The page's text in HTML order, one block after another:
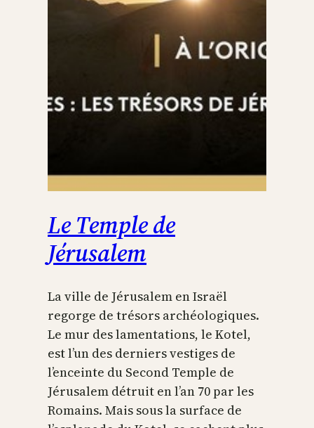
Le Temple de
Jérusalem
La ville de Jérusalem en Israël
regorge de trésors archéologiques.
Le mur des lamentations, le Kotel,
est l’un des derniers vestiges de
l’enceinte du Second Temple de
Jérusalem détruit en l’an 70 par les
Romains. Mais sous la surface de